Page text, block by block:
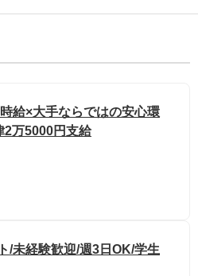
給×大手ならではの安心環
2万5000円支給
/未経験歓迎/週3日OK/学生